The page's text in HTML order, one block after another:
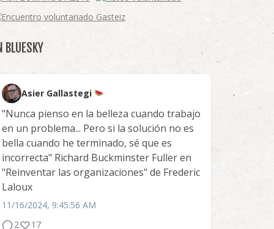
BLUESKY
Asier Gallastegi
"Nunca pienso en la belleza cuando trabajo
en un problema... Pero si la solución no es
bella cuando he terminado, sé que es
incorrecta" Richard Buckminster Fuller en
"Reinventar las organizaciones" de Frederic
Laloux
11/16/2024, 9:45:56 AM
2
17